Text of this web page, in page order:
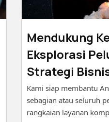
Mendukung
Eksplorasi
Strategi
Kami siap membantu
sebagian atau seluruh
rangkaian layanan